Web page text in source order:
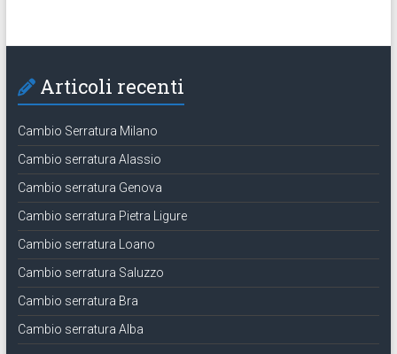
Articoli recenti
Cambio Serratura Milano
Cambio serratura Alassio
Cambio serratura Genova
Cambio serratura Pietra Ligure
Cambio serratura Loano
Cambio serratura Saluzzo
Cambio serratura Bra
Cambio serratura Alba